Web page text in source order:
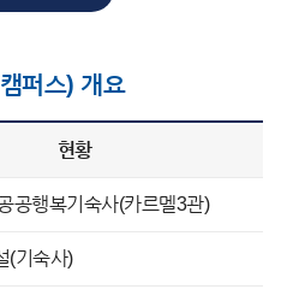
퍼스) 개요
현황
공행복기숙사(카르멜3관)
(기숙사)